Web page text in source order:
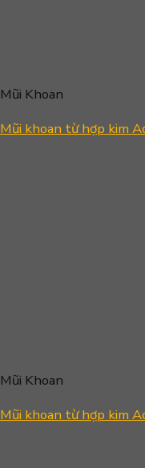
Mũi Khoan
Mũi khoan từ hợp kim
Mũi Khoan
Mũi khoan từ hợp kim